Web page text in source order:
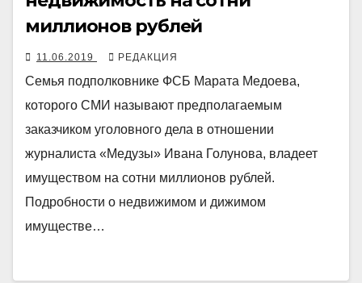
миллионов рублей
11.06.2019 РЕДАКЦИЯ
Семья подполковнике ФСБ Марата Медоева,
которого СМИ называют предполагаемым
заказчиком уголовного дела в отношении
журналиста «Медузы» Ивана Голунова, владеет
имуществом на сотни миллионов рублей.
Подробности о недвижимом и дижимом
имуществе…